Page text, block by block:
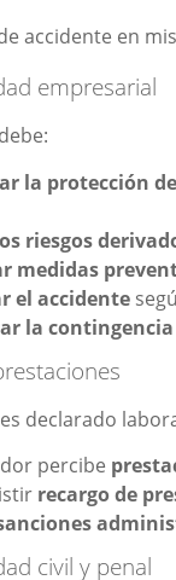
accidente en
empresarial
la protección
riesgos
medidas
el accidente
la contingencia
declarado
percibe
recargo de
civil y penal